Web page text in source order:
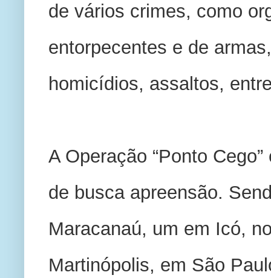
de vários crimes, como
entorpecentes e de
homicídios, assaltos,
A Operação “Ponto
de busca apreensão.
Maracanaú, um em Icó,
Martinópolis, em São